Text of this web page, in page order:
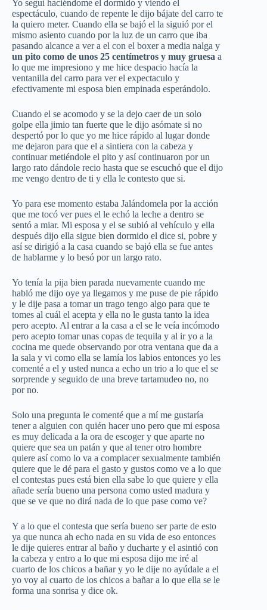
Yo seguí haciéndome el dormido y viendo el
espectáculo, cuando de repente le dijo bájate del carro te
la quiero meter. Cuando ella se bajó el la siguió por el
mismo asiento cuando por la luz de un carro que iba
pasando alcance a ver a el con el boxer a media nalga y
un pito como de unos 25 centímetros y muy gruesa a
lo que me impresiono y me hice despacio hacía la
ventanilla del carro para ver el expectaculo y
efectivamente mi esposa bien empinada esperándolo.
Cuando el se acomodo y se la dejo caer de un solo
golpe ella jimio tan fuerte que le dijo asómate si no
despertó por lo que yo me hice rápido al lugar donde
me dejaron para que el a sintiera con la cabeza y
continuar metiéndole el pito y así continuaron por un
largo rato dándole recio hasta que se escuchó que el dijo
me vengo dentro de ti y ella le contesto que si.
Yo para ese momento estaba Jalándomela por la acción
que me tocó ver pues el le echó la leche a dentro se
sentó a miar. Mi esposa y el se subió al vehículo y ella
después dijo ella sigue bien dormido el dice si, pobre y
así se dirigió a la casa cuando se bajó ella se fue antes
de hablarme y lo besó por un largo rato.
Yo tenía la pija bien parada nuevamente cuando me
habló me dijo oye ya llegamos y me puse de pie rápido
y le dije pasa a tomar un trago tengo algo para que te
tomes al cuál el acepta y ella no le gusta tanto la idea
pero acepto. Al entrar a la casa a el se le veía incómodo
pero acepto tomar unas copas de tequila y al ir yo a la
cocina me quede observando por otra ventana que da a
la sala y vi como ella se lamía los labios entonces yo les
comenté a el y usted nunca a echo un trio a lo que el se
sorprende y seguido de una breve tartamudeo no, no
por no.
Solo una pregunta le comenté que a mí me gustaría
tener a alguien con quién hacer uno pero que mi esposa
es muy delicada a la ora de escoger y que aparte no
quiere que sea un patán y que al tener otro hombre
quiere así como lo va a complacer sexualmente también
quiere que le dé para el gasto y gustos como ve a lo que
el contestas pues está bien ella sabe lo que quiere y ella
añade sería bueno una persona como usted madura y
que se ve que no dirá nada de lo que pase como ve?
Y a lo que el contesta que sería bueno ser parte de esto
ya que nunca ah echo nada en su vida de eso entonces
le dije quieres entrar al baño y ducharte y el asintió con
la cabeza y entro a lo que mi esposa dijo me iré al
cuarto de los chicos a bañar y yo le dije no ayúdale a el
yo voy al cuarto de los chicos a bañar a lo que ella se le
forma una sonrisa y dice ok.